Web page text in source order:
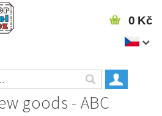
0 Kč
goods - ABC